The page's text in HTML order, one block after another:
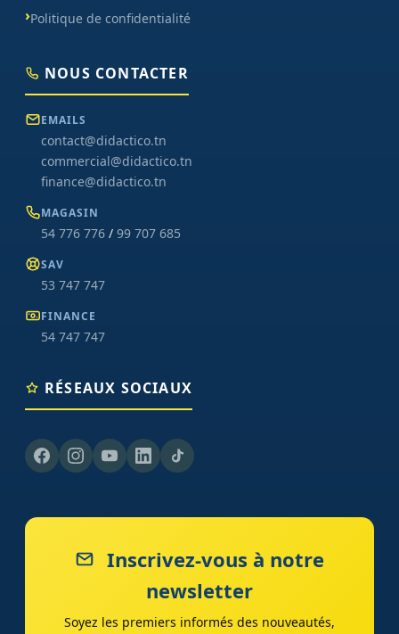
Politique de confidentialité
NOUS CONTACTER
EMAILS
contact@didactico.tn
commercial@didactico.tn
finance@didactico.tn
MAGASIN
54 776 776 / 99 707 685
SAV
53 747 747
FINANCE
54 747 747
RÉSEAUX SOCIAUX
Inscrivez-vous à notre
newsletter
Soyez les premiers informés des nouveautés,